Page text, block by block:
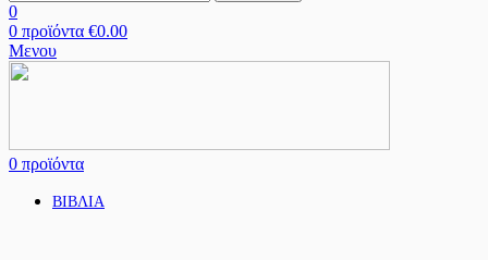
0
0 προϊόντα €0.00
Μενου
0 προϊόντα
ΒΙΒΛΙΑ